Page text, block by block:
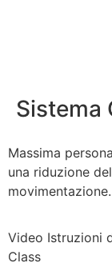
Sistema
Massima
una riduzione
movimentazione.
Video Istruzioni
Class